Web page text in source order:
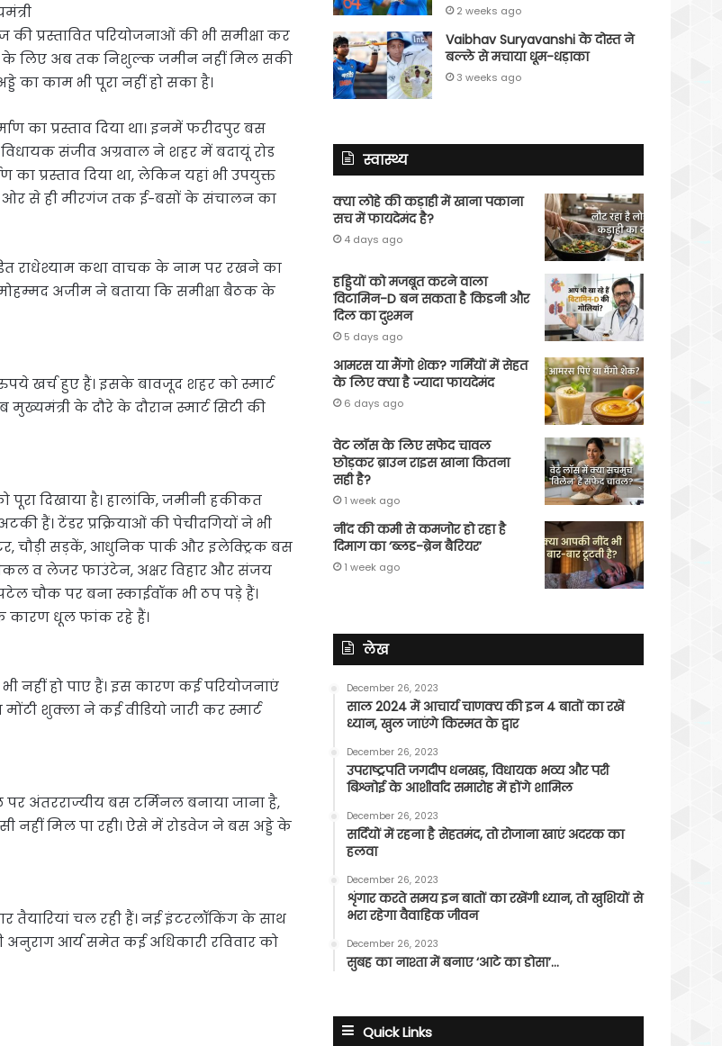
प्रस्तावित परियोजनाओं की भी समीक्षा कर
के लिए अब तक निशुल्क जमीन नहीं मिल सकी
का काम भी पूरा नहीं हो सका है।
का प्रस्ताव दिया था। इनमें फरीदपुर बस
संजीव अग्रवाल ने शहर में बदायूं रोड
प्रस्ताव दिया था, लेकिन यहां भी उपयुक्त
से ही मीरगंज तक ई-बसों के संचालन का
राधेश्याम कथा वाचक के नाम पर रखने का
मोहम्मद अजीम ने बताया कि समीक्षा बैठक के
खर्च हुए हैं। इसके बावजूद शहर को स्मार्ट
के दौरे के दौरान स्मार्ट सिटी की
दिखाया है। हालांकि, जमीनी हकीकत
हैं। टेंडर प्रक्रियाओं की पेचीदगियों ने भी
चौड़ी सड़कें, आधुनिक पार्क और इलेक्ट्रिक बस
व लेजर फाउंटेन, अक्षर विहार और संजय
चौक पर बना स्काईवॉक भी ठप पड़े हैं।
कारण धूल फांक रहे हैं।
नहीं हो पाए हैं। इस कारण कई परियोजनाएं
शुक्ला ने कई वीडियो जारी कर स्मार्ट
पर अंतरराज्यीय बस टर्मिनल बनाया जाना है,
मिल पा रही। ऐसे में रोडवेज ने बस अड्डे के
तैयारियां चल रही हैं। नई इंटरलॉकिंग के साथ
अनुराग आर्य समेत कई अधिकारी रविवार को
2 weeks ago
Vaibhav Suryavanshi के दोस्त ने
बल्ले से मचाया धूम-धड़ाका
3 weeks ago
स्वास्थ्य
क्या लोहे की कड़ाही में खाना पकाना
सच में फायदेमंद है?
4 days ago
हड्डियों को मजबूत करने वाला
विटामिन-D बन सकता है किडनी और
दिल का दुश्मन
5 days ago
आमरस या मैंगो शेक? गर्मियों में सेहत
के लिए क्या है ज्यादा फायदेमंद
6 days ago
वेट लॉस के लिए सफेद चावल
छोड़कर ब्राउन राइस खाना कितना
सही है?
1 week ago
नींद की कमी से कमजोर हो रहा है
दिमाग का ‘ब्लड-ब्रेन बैरियर’
1 week ago
लेख
December 26, 2023
साल 2024 में आचार्य चाणक्य की इन 4 बातों का रखें
ध्यान, खुल जाएंगे किस्मत के द्वार
December 26, 2023
उपराष्ट्रपति जगदीप धनखड़, विधायक भव्य और परी
बिश्नोई के आशीर्वाद समारोह में होंगे शामिल
December 26, 2023
सर्दियों में रहना है सेहतमंद, तो रोजाना खाएं अदरक का
हलवा
December 26, 2023
शृंगार करते समय इन बातों का रखेंगी ध्यान, तो खुशियों से
भरा रहेगा वैवाहिक जीवन
December 26, 2023
सुबह का नाश्ता में बनाए ‘आटे का डोसा’…
Quick Links